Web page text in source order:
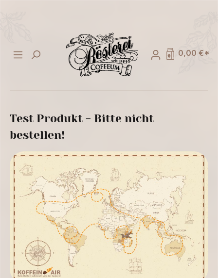
0,00 €*
Test Produkt - Bitte nicht
bestellen!